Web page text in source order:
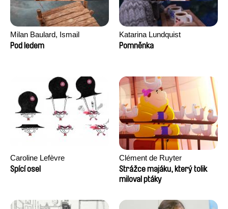
Milan Baulard, Ismail
Berrahma, Flore Dupont,
Pod ledem
Katarina Lundquist
Pomněnka
Caroline Lefèvre
Spící osel
Clément de Ruyter
Strážce majáku, který tolik
miloval ptáky